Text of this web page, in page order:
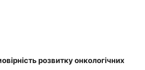
розвитку онкологічних